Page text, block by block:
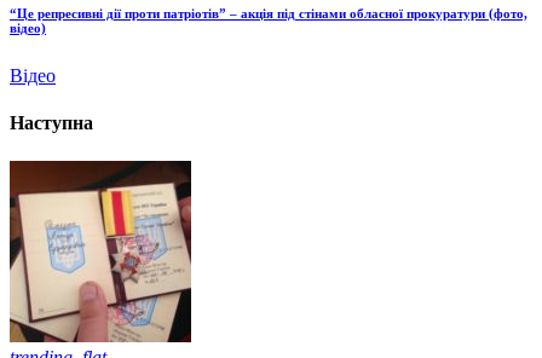
“Це репресивні дії проти патріотів” – акція під стінами обласної прокуратури (фото,
відео)
Відео
Наступна